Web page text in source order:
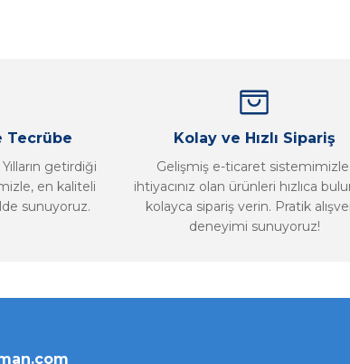
Tecrübe
getirdiği
en kaliteli
sunuyoruz.
Kolay ve Hızlı Sipariş
Gelişmiş e-ticaret
ihtiyacınız olan ürünleri hızlıca
kolayca sipariş verin. Pratik
deneyimi sunuyoruz!